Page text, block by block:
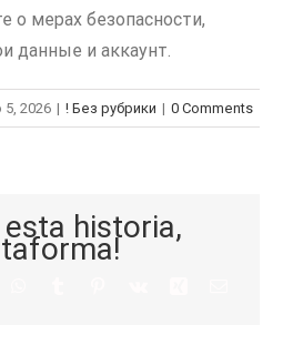
о мерах безопасности,
данные и аккаунт.
5, 2026 | ! Без рубрики | 0 Comments
esta historia,